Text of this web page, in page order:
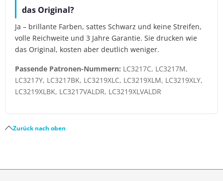
das Original?
Ja – brillante Farben, sattes Schwarz und keine Streifen,
volle Reichweite und 3 Jahre Garantie. Sie drucken wie
das Original, kosten aber deutlich weniger.
Passende Patronen-Nummern: LC3217C, LC3217M,
LC3217Y, LC3217BK, LC3219XLC, LC3219XLM, LC3219XLY,
LC3219XLBK, LC3217VALDR, LC3219XLVALDR
Zurück nach oben